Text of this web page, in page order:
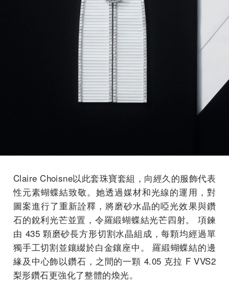
Claire Choisne以此套珠寶套組，向經久的服飾代表
性元素蝴蝶結致敬。她透過媒材和光線的運用，對
圖案進行了重新詮釋，將磨砂水晶的啞光效果與鑽
石的銳利光芒並置，令羅緞蝴蝶結光芒四射。 項鍊
由 435 顆磨砂長方形切割水晶組成，每顆均經過單
獨手工切割並鑲綴於白金鑲座中。 羅緞蝴蝶結的邊
緣及中心飾以鑽石，之間的一顆 4.05 克拉 F VVS2
梨形鑽石更強化了整體的煥光。